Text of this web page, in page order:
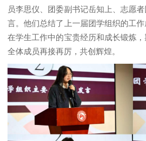
员李思仪、团委副书记岳知上、志愿
言。他们总结了上一届团学组织的工
在学生工作中的宝贵经历和成长锻炼
全体成员再接再厉，共创辉煌。